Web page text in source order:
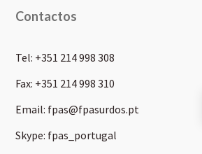
Contactos
Tel: +351 214 998 308
Fax: +351 214 998 310
Email: fpas@fpasurdos.pt
Skype: fpas_portugal